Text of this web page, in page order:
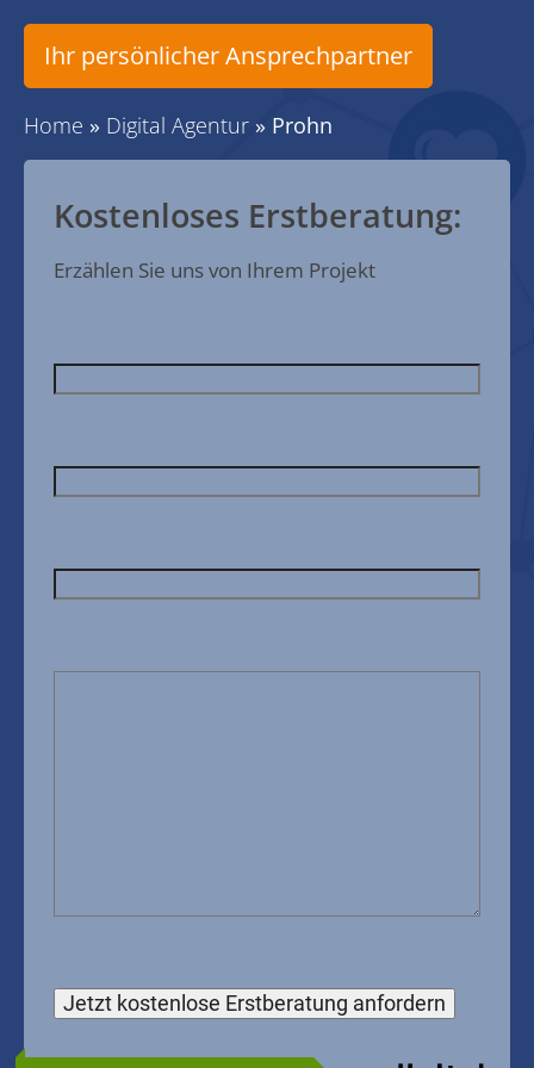
Ihr persönlicher Ansprechpartner
Home » Digital Agentur » Prohn
Kostenloses Erstberatung:
Erzählen Sie uns von Ihrem Projekt